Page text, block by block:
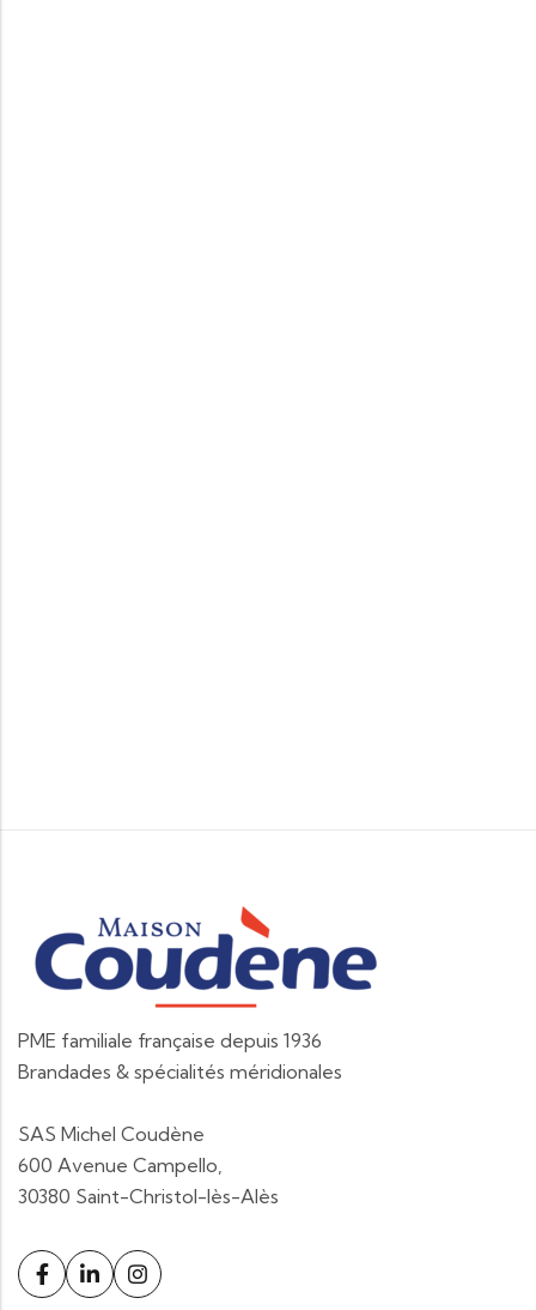
PME familiale française depuis 1936
Brandades & spécialités méridionales
SAS Michel Coudène
600 Avenue Campello,
30380 Saint-Christol-lès-Alès